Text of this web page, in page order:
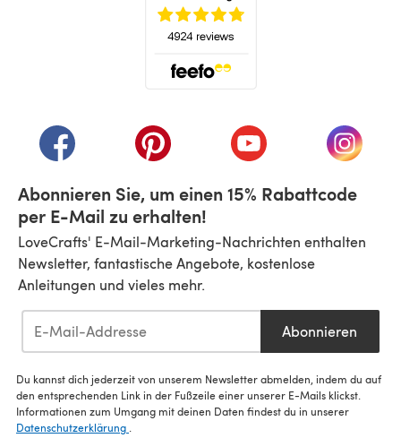
(öffnet sich in einem neuen Tab)
(öffnet sich in einem neuen Tab)
(öffnet sich in einem
(öffnet
Abonnieren Sie, um einen 15% Rabattcode
per E-Mail zu erhalten!
LoveCrafts' E-Mail-Marketing-Nachrichten enthalten
Newsletter, fantastische Angebote, kostenlose
Anleitungen und vieles mehr.
Abonnieren
Du kannst dich jederzeit von unserem Newsletter abmelden, indem du auf
den entsprechenden Link in der Fußzeile einer unserer E-Mails klickst.
Informationen zum Umgang mit deinen Daten findest du in unserer
Datenschutzerklärung